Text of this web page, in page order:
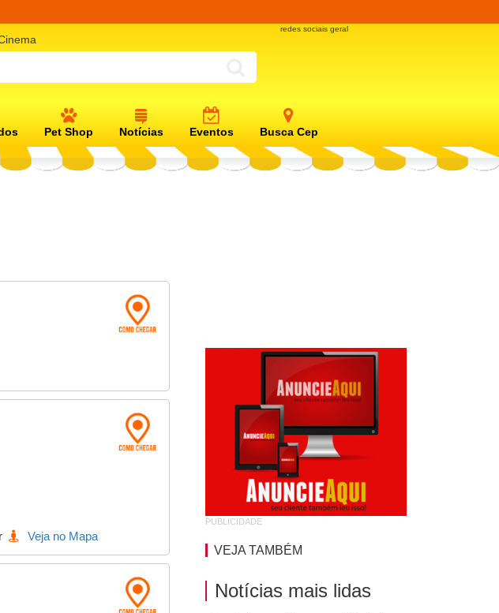
redes sociais geral
Pet Shop Notícias Eventos Busca Cep
Veja no Mapa
PUBLICIDADE
VEJA TAMBÉM
Notícias mais lidas